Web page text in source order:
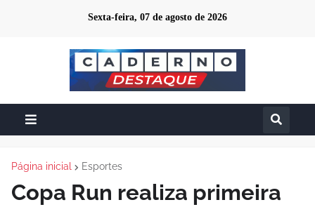
Sexta-feira, 07 de agosto de 2026
Página inicial Esportes
Copa Run realiza primeira